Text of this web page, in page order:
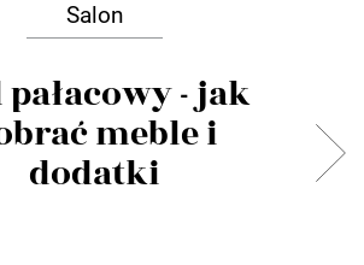
Salon
- jak
meble i
dodatki